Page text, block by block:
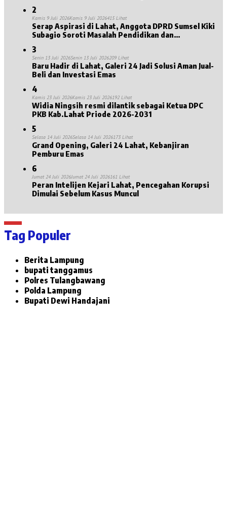
2
Kamis 9 Juli 2026Kamis 9 Juli 2026415 Lihat
Serap Aspirasi di Lahat, Anggota DPRD Sumsel Kiki
Subagio Soroti Masalah Pendidikan dan
3
Senin 13 Juli 2026Senin 13 Juli 2026209 Lihat
Baru Hadir di Lahat, Galeri 24 Jadi Solusi Aman Jual-
Beli dan Investasi Emas
4
Kamis 23 Juli 2026Kamis 23 Juli 2026192 Lihat
Widia Ningsih resmi dilantik sebagai Ketua DPC
PKB Kab.Lahat Priode 2026-2031
5
Selasa 14 Juli 2026Selasa 14 Juli 2026173 Lihat
Grand Opening, Galeri 24 Lahat, Kebanjiran
Pemburu Emas
6
Jumat 24 Juli 2026Jumat 24 Juli 2026161 Lihat
Peran Intelijen Kejari Lahat, Pencegahan Korupsi
Dimulai Sebelum Kasus Muncul
Tag Populer
Berita Lampung
bupati tanggamus
Polres Tulangbawang
Polda Lampung
Bupati Dewi Handajani